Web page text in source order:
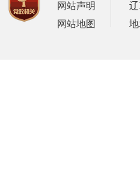
网站声明
网站地图
辽